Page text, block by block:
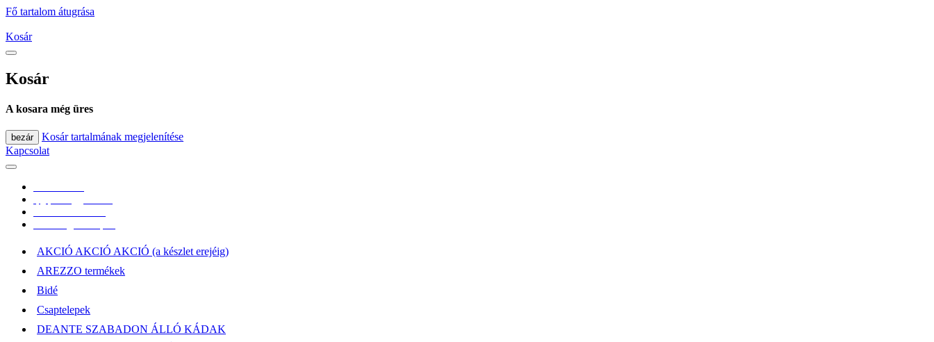
Fő tartalom átugrása
Kosár
Kosár
A kosara még üres
bezár
Kosár tartalmának megjelenítése
Kapcsolat
AKCIÓ AKCIÓ AKCIÓ (a készlet erejéig)
AREZZO termékek
Bidé
Csaptelepek
DEANTE SZABADON ÁLLÓ KÁDAK